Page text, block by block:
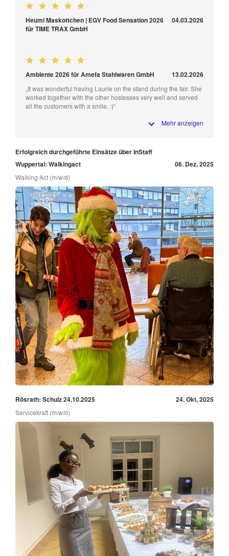
Heumi Maskottchen | EGV Food Sensation 2026
für TIME TRAX GmbH
04.03.2026
Ambiente 2026 für Amefa Stahlwaren GmbH 13.02.2026
„It was wonderful having Laurie on the stand during the fair. She
worked together with the other hostesses very well and served
all the customers with a smile. :)“
Mehr anzeigen
Erfolgreich durchgeführte Einsätze über InStaff
Wuppertal: Walkingact
06. Dez, 2025
Walking Act (m/w/d)
Rösrath: Schulz 24.10.2025 24. Okt, 2025
Servicekraft (m/w/d)